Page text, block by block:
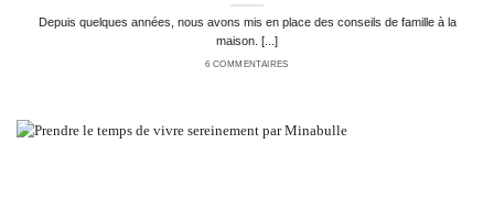
Depuis quelques années, nous avons mis en place des conseils de famille à la
maison. [...]
6 COMMENTAIRES